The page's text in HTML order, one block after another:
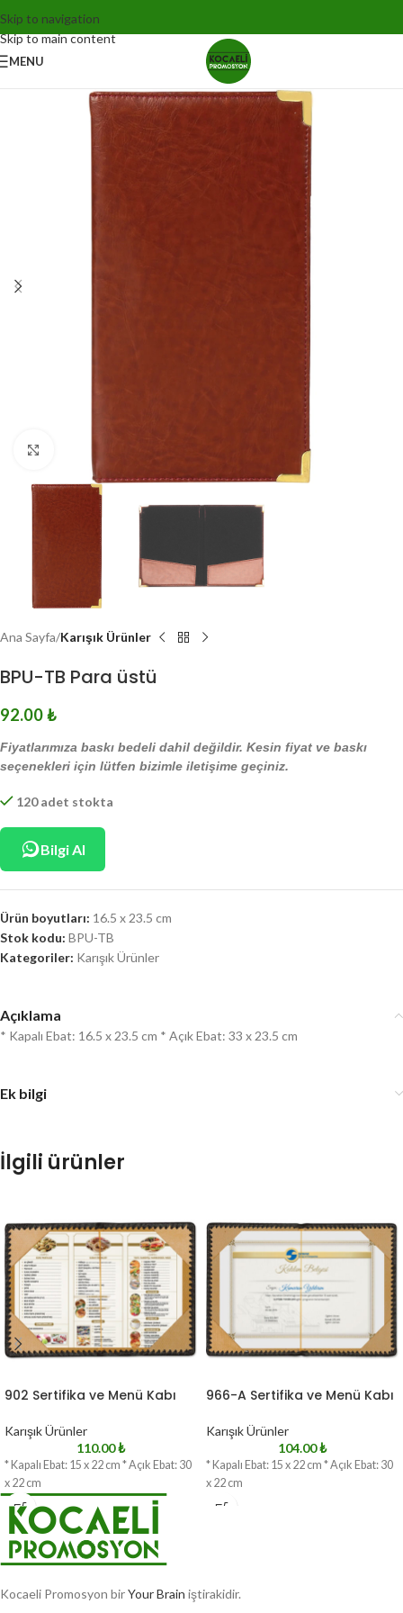
Skip to navigation
Skip to main content
MENU
Ana Sayfa Karışık Ürünler
BPU-TB Para üstü
92.00₺
Fiyatlarımıza baskı bedeli dahil değildir. Kesin fiyat ve baskı
seçenekleri için lütfen bizimle iletişime geçiniz.
120 adet stokta
Bilgi Al
Ürün boyutları: 16.5 x 23.5 cm
Stok kodu: BPU-TB
Kategoriler: Karışık Ürünler
Açıklama
* Kapalı Ebat: 16.5 x 23.5 cm * Açık Ebat: 33 x 23.5 cm
Ek bilgi
İlgili ürünler
902 Sertifika ve Menü Kabı
Karışık Ürünler
110.00₺
* Kapalı Ebat: 15 x 22 cm * Açık Ebat: 30
x 22 cm
966-A Sertifika ve Menü Kabı
Karışık Ürünler
104.00₺
* Kapalı Ebat: 15 x 22 cm * Açık Ebat: 30
x 22 cm
Kocaeli Promosyon birYour Brain iştirakidir.